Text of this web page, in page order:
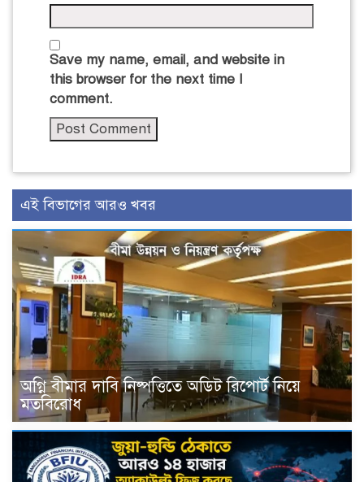
Save my name, email, and website in
this browser for the next time I
comment.
এই বিভাগের আরও খবর
অগ্নি বীমার দাবি নিষ্পত্তিতে অডিট রিপোর্ট নিয়ে
মতবিরোধ